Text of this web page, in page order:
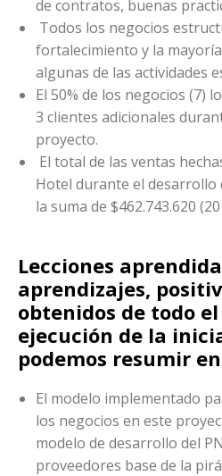
de contratos, buenas
Todos los negocios
fortalecimiento y la
algunas de las actividades
El 50% de los negocios (7)
3 clientes adicionales
proyecto.
El total de las ventas
Hotel durante el desarrollo
la suma de $462.743.620
Lecciones
aprendizajes,
obtenidos de todo
ejecución de la
podemos resumir
El modelo implementado
los negocios en este
modelo de desarrollo del
proveedores base de la